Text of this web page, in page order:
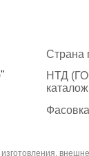
Страна
НТД
Фасовка